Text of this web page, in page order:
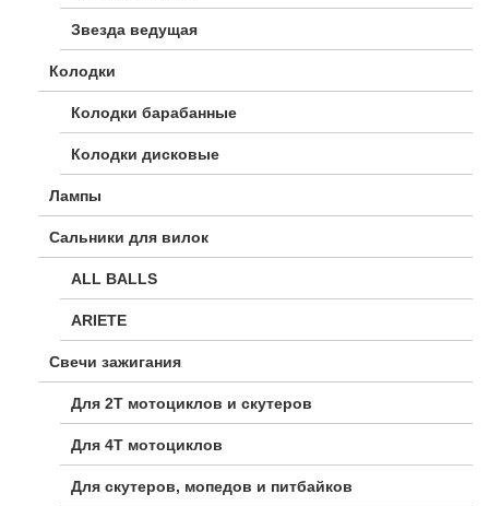
Звезда ведущая
Колодки
Колодки барабанные
Колодки дисковые
Лампы
Сальники для вилок
ALL BALLS
ARIETE
Свечи зажигания
Для 2Т мотоциклов и скутеров
Для 4Т мотоциклов
Для скутеров, мопедов и питбайков